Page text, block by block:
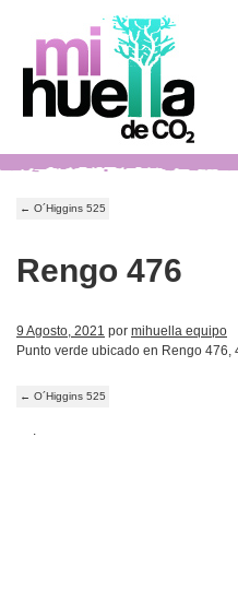
← O´Higgins 525
Rengo 476
9 Agosto, 2021 por mihuella equipo
Punto verde ubicado en Rengo 476,
← O´Higgins 525
.